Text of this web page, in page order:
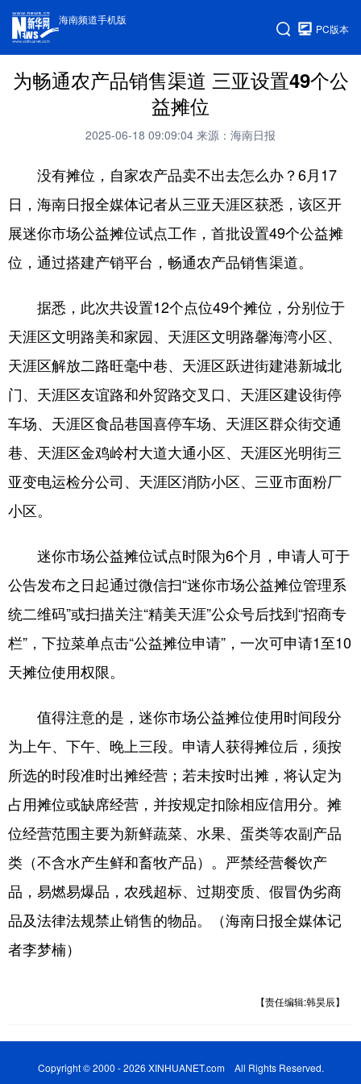
海南频道手机版
PC版本
为畅通农产品销售渠道 三亚设置49个公
益摊位
2025-06-18 09:09:04 来源：海南日报
没有摊位，自家农产品卖不出去怎么办？6月17
日，海南日报全媒体记者从三亚天涯区获悉，该区开
展迷你市场公益摊位试点工作，首批设置49个公益摊
位，通过搭建产销平台，畅通农产品销售渠道。
据悉，此次共设置12个点位49个摊位，分别位于
天涯区文明路美和家园、天涯区文明路馨海湾小区、
天涯区解放二路旺毫中巷、天涯区跃进街建港新城北
门、天涯区友谊路和外贸路交叉口、天涯区建设街停
车场、天涯区食品巷国喜停车场、天涯区群众街交通
巷、天涯区金鸡岭村大道大通小区、天涯区光明街三
亚变电运检分公司、天涯区消防小区、三亚市面粉厂
小区。
迷你市场公益摊位试点时限为6个月，申请人可于
公告发布之日起通过微信扫“迷你市场公益摊位管理系
统二维码”或扫描关注“精美天涯”公众号后找到“招商专
栏”，下拉菜单点击“公益摊位申请”，一次可申请1至10
天摊位使用权限。
值得注意的是，迷你市场公益摊位使用时间段分
为上午、下午、晚上三段。申请人获得摊位后，须按
所选的时段准时出摊经营；若未按时出摊，将认定为
占用摊位或缺席经营，并按规定扣除相应信用分。摊
位经营范围主要为新鲜蔬菜、水果、蛋类等农副产品
类（不含水产生鲜和畜牧产品）。严禁经营餐饮产
品，易燃易爆品，农残超标、过期变质、假冒伪劣商
品及法律法规禁止销售的物品。（海南日报全媒体记
者李梦楠）
【责任编辑:韩昊辰】
Copyright © 2000 - 2026 XINHUANET.com All Rights Reserved.